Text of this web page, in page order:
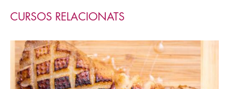
CURSOS RELACIONATS